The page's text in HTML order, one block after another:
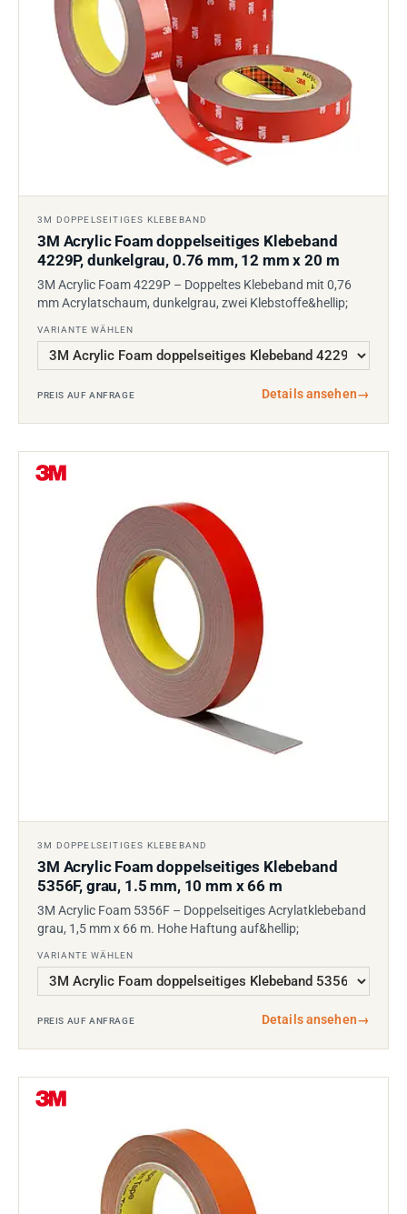
3M DOPPELSEITIGES KLEBEBAND
3M Acrylic Foam doppelseitiges Klebeband
4229P, dunkelgrau, 0.76 mm, 12 mm x 20 m
3M Acrylic Foam 4229P – Doppeltes Klebeband mit 0,76
mm Acrylatschaum, dunkelgrau, zwei Klebstoffe&hellip;
VARIANTE WÄHLEN
PREIS AUF ANFRAGE Details ansehen→
3M DOPPELSEITIGES KLEBEBAND
3M Acrylic Foam doppelseitiges Klebeband
5356F, grau, 1.5 mm, 10 mm x 66 m
3M Acrylic Foam 5356F – Doppelseitiges Acrylatklebeband
grau, 1,5 mm x 66 m. Hohe Haftung auf&hellip;
VARIANTE WÄHLEN
PREIS AUF ANFRAGE Details ansehen→